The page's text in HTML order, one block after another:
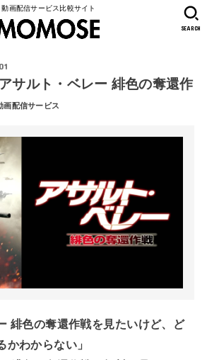
動画配信サービス比較サイト
SEARCH
サルト・ベレー 緋色の奪還作
画配信サービス
緋色の奪還作戦を見たいけど、ど
かわからない」